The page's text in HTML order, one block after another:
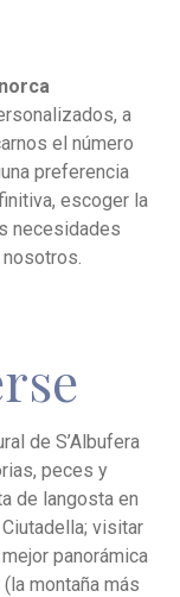
a
el número
preferencia
escoger la
necesidades
de S’Albufera
peces y
de langosta en
visitar
panorámica
montaña más